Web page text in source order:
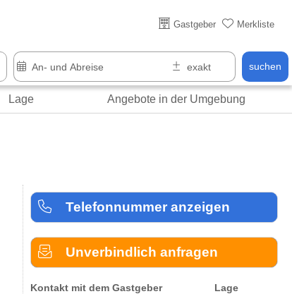
Gastgeber Merkliste
suchen
Über 25 Jahre online
Lage Angebote in der Umgebung
Telefonnummer anzeigen
Unverbindlich anfragen
Kontakt mit dem Gastgeber
Lage